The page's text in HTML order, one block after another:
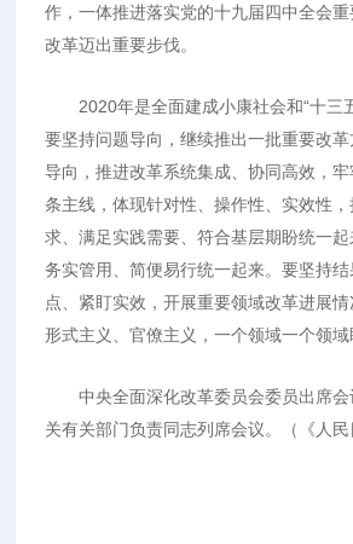
作，一体推进落实党的十九届四中全会
改革迈出重要步伐。
2020年是全面建成小康社会和“十三
要坚持问题导向，继续推出一批重要改
导向，推进改革系统集成、协同高效，
条主线，体现针对性、操作性、实效性
求、满足实践需要、符合基层期盼统一起
务实管用、简便易行统一起来。要坚持
点、紧盯实效，开展重要领域改革进展
形式主义、官僚主义，一个领域一个领域
中央全面深化改革委员会委员出席
关有关部门负责同志列席会议。（《人民